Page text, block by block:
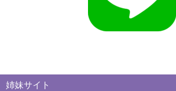
姉妹サイト